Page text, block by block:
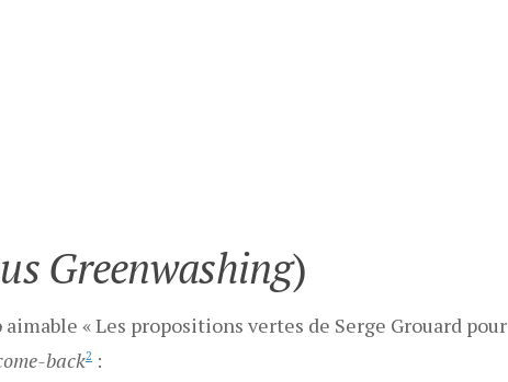
Greenwashing)
aimable « Les propositions vertes de Serge Grouard pour
back2 :